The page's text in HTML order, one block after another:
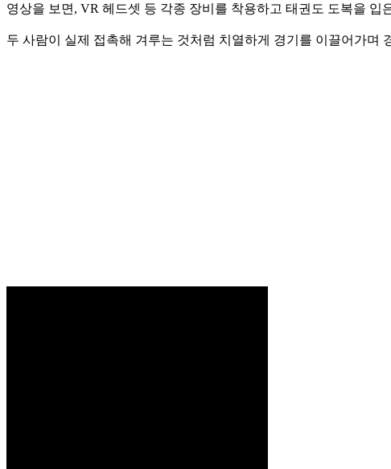
영상을 보면, VR 헤드셋 등 각종 장비를 착용하고 태권도 도복을
두 사람이 실제 접촉해 겨루는 것처럼 치열하게 경기를 이끌어가며